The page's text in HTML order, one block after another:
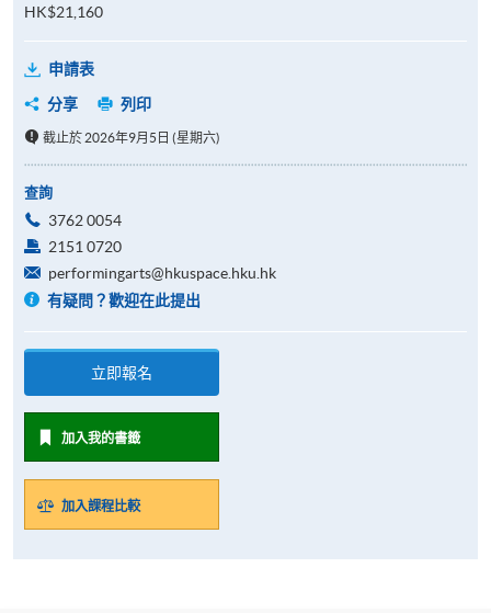
HK$21,160
申請表
分享
列印
截止於 2026年9月5日 (星期六)
查詢
3762 0054
2151 0720
performingarts@hkuspace.hku.hk
有疑問？歡迎在此提出
立即報名
加入我的書籤
加入課程比較